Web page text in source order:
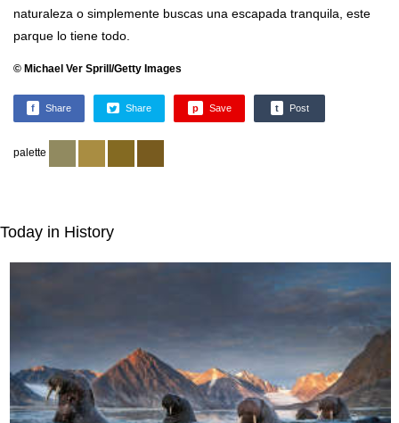
naturaleza o simplemente buscas una escapada tranquila, este
parque lo tiene todo.
© Michael Ver Sprill/Getty Images
f Share Share p Save t Post
palette
Today in History